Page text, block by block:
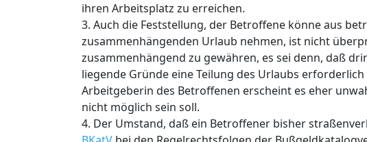
ihren Arbeitsplatz zu erreichen.
3. Auch die Feststellung, der Betroffene könne aus
zusammenhängenden Urlaub nehmen, ist nicht
zusammenhängend zu gewähren, es sei denn, daß
liegende Gründe eine Teilung des Urlaubs
Arbeitgeberin des Betroffenen erscheint es eher
nicht möglich sein soll.
4. Der Umstand, daß ein Betroffener bisher